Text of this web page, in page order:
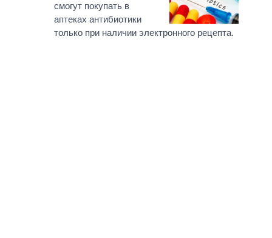
смогут покупать в
аптеках антибиотики
только при наличии электронного рецепта.